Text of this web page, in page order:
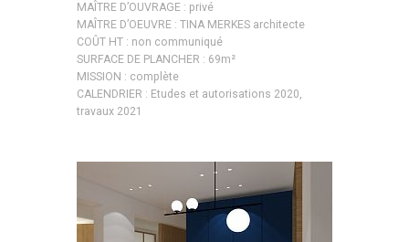
MAÎTRE D’OUVRAGE : privé
MAÎTRE D’OEUVRE : TINA MERKES architecte
COÛT HT : non communiqué
SURFACE DE PLANCHER : 69m²
MISSION : complète
CALENDRIER : Etudes et autorisations 2020,
travaux 2021